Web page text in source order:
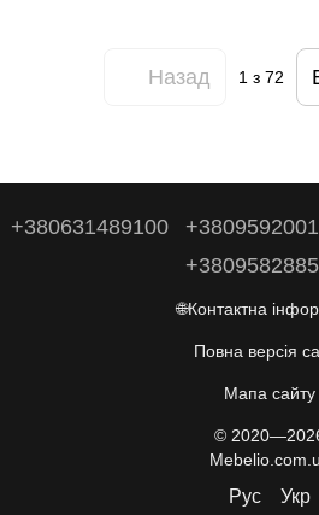
Назад 1з 72
+380631489100
🌐Контактна
Повна версія
Мапа сайту
©
Рус Укр